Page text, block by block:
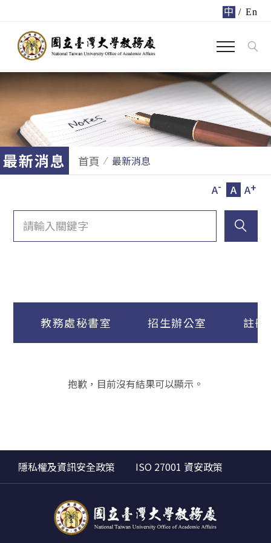
中 / En
最新消息 首頁
最新消息
A- A A+
教務處秘書室 招生辦公室 註冊
抱歉，目前沒有結果可以顯示。
隱私權及資訊安全政策 ISO 27001 資安政策